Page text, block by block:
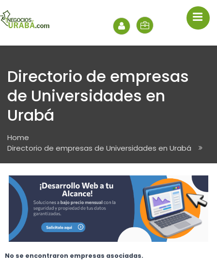
Directorio de empresas
de Universidades en
Urabá
Home
Directorio de empresas de Universidades en Urabá
No se encontraron empresas asociadas.